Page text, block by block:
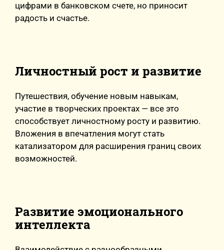
цифрами в банковском счете, но приносит
радость и счастье.
Личностный рост и развитие
Путешествия, обучение новым навыкам,
участие в творческих проектах — все это
способствует личностному росту и развитию.
Вложения в впечатления могут стать
катализатором для расширения границ своих
возможностей.
Развитие эмоционального
интеллекта